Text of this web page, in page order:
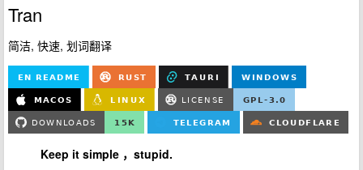
Tran
简洁, 快速, 划词翻译
Keep it simple ，stupid.